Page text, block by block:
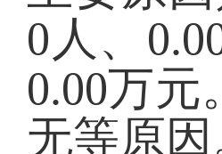
0 人、
0.00万元
无等原因